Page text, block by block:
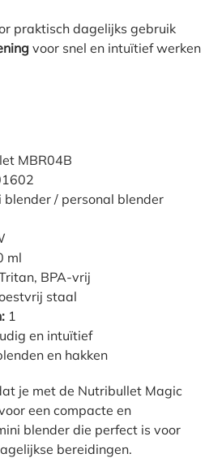
praktisch dagelijks gebruik
voor snel en intuïtief werken
MBR04B
blender / personal blender
ml
BPA-vrij
staal
1
en intuïtief
en hakken
je met de Nutribullet Magic
een compacte en
blender die perfect is voor
bereidingen.